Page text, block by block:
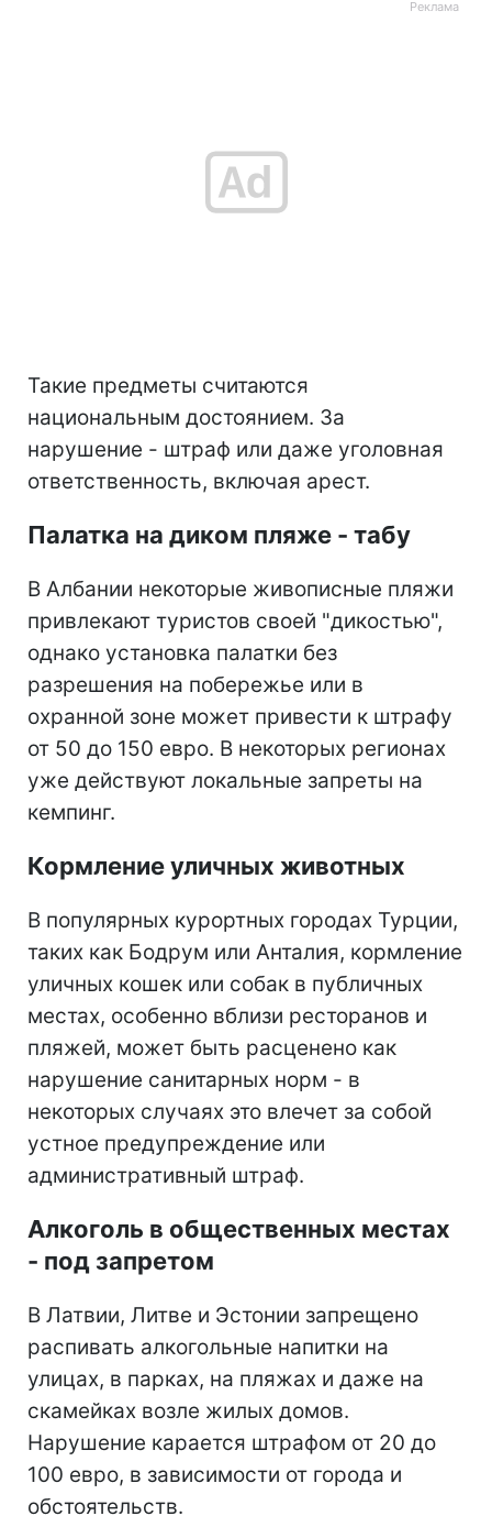
Такие предметы считаются
национальным достоянием. За
нарушение - штраф или даже уголовная
ответственность, включая арест.
Палатка на диком пляже - табу
В Албании некоторые живописные пляжи
привлекают туристов своей "дикостью",
однако установка палатки без
разрешения на побережье или в
охранной зоне может привести к штрафу
от 50 до 150 евро. В некоторых регионах
уже действуют локальные запреты на
кемпинг.
Кормление уличных животных
В популярных курортных городах Турции,
таких как Бодрум или Анталия, кормление
уличных кошек или собак в публичных
местах, особенно вблизи ресторанов и
пляжей, может быть расценено как
нарушение санитарных норм - в
некоторых случаях это влечет за собой
устное предупреждение или
административный штраф.
Алкоголь в общественных местах
- под запретом
В Латвии, Литве и Эстонии запрещено
распивать алкогольные напитки на
улицах, в парках, на пляжах и даже на
скамейках возле жилых домов.
Нарушение карается штрафом от 20 до
100 евро, в зависимости от города и
обстоятельств.